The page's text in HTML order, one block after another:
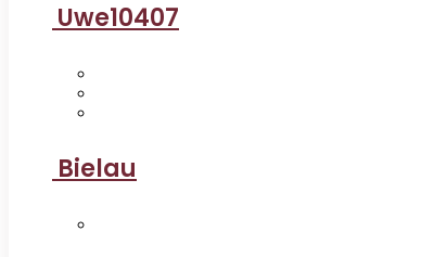
Uwe10407
Bielau